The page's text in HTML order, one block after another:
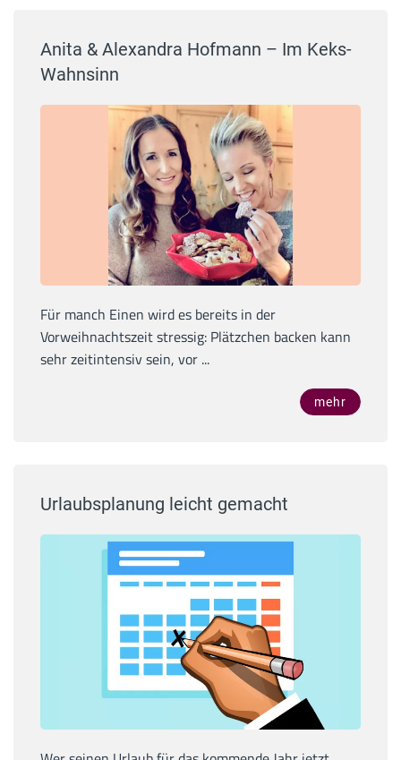
Anita & Alexandra Hofmann – Im Keks-
Wahnsinn
Für manch Einen wird es bereits in der
Vorweihnachtszeit stressig: Plätzchen backen kann
sehr zeitintensiv sein, vor ...
mehr
Urlaubsplanung leicht gemacht